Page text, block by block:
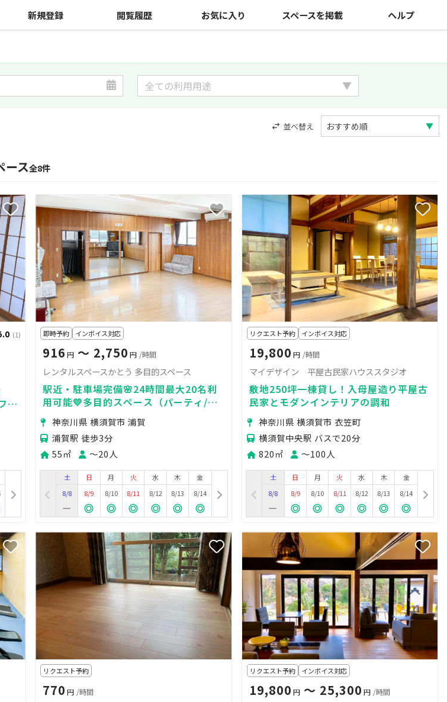
新規登録 閲覧履歴 お気に入り スペースを掲載 ヘルプ
並べ替え
ース全8件
(1)
リ
即時予約 インボイス対応
916 円 〜 2,750 円 /時間
レンタルスペースかとう 多目的スペース
駅近・駐車場完備🌸24時間最大20名利
用可能💛多目的スペース（パーティ/懇
親会/演奏/ダンス/体操/会議）
神奈川県 横須賀市 浦賀
浦賀駅 徒歩3分
55㎡
〜20人
土
8/8
日
8/9
月
8/10
火
8/11
水
8/12
木
8/13
金
8/14
リクエスト予約 インボイス対応
19,800 円 /時間
マイデザイン 平屋古民家ハウススタジオ
敷地250坪一棟貸し！入母屋造り平屋古
民家とモダンインテリアの調和
神奈川県 横須賀市 衣笠町
横須賀中央駅 バスで20分
820㎡
〜100人
土
8/8
日
8/9
月
8/10
火
8/11
水
8/12
木
8/13
金
8/14
リクエスト予約
770 円 /時間
リクエスト予約 インボイス対応
19,800 円〜 25,300 円 /時間